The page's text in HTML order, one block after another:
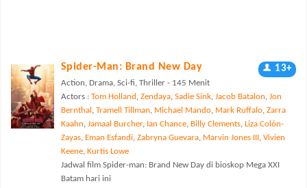
Spider-Man: Brand New Day 13+
Action, Drama, Sci-fi, Thriller - 145 Menit
Actors : Tom Holland , Zendaya, Sadie Sink, Jacob Batalon, Jon
Bernthal , Tramell Tillman, Michael Mando, Mark Ruffalo, Zarra
Kaahn, Jamaal Burcher, Ian Chance, Billy Clements, Liza Colón-
Zayas, Eman Esfandi, Zabryna Guevara, Marvin Jones III, Vivien
Keene, Kurtis Lowe
Jadwal film Spider-man: Brand New Day di bioskop Mega XXI
Batam hari ini